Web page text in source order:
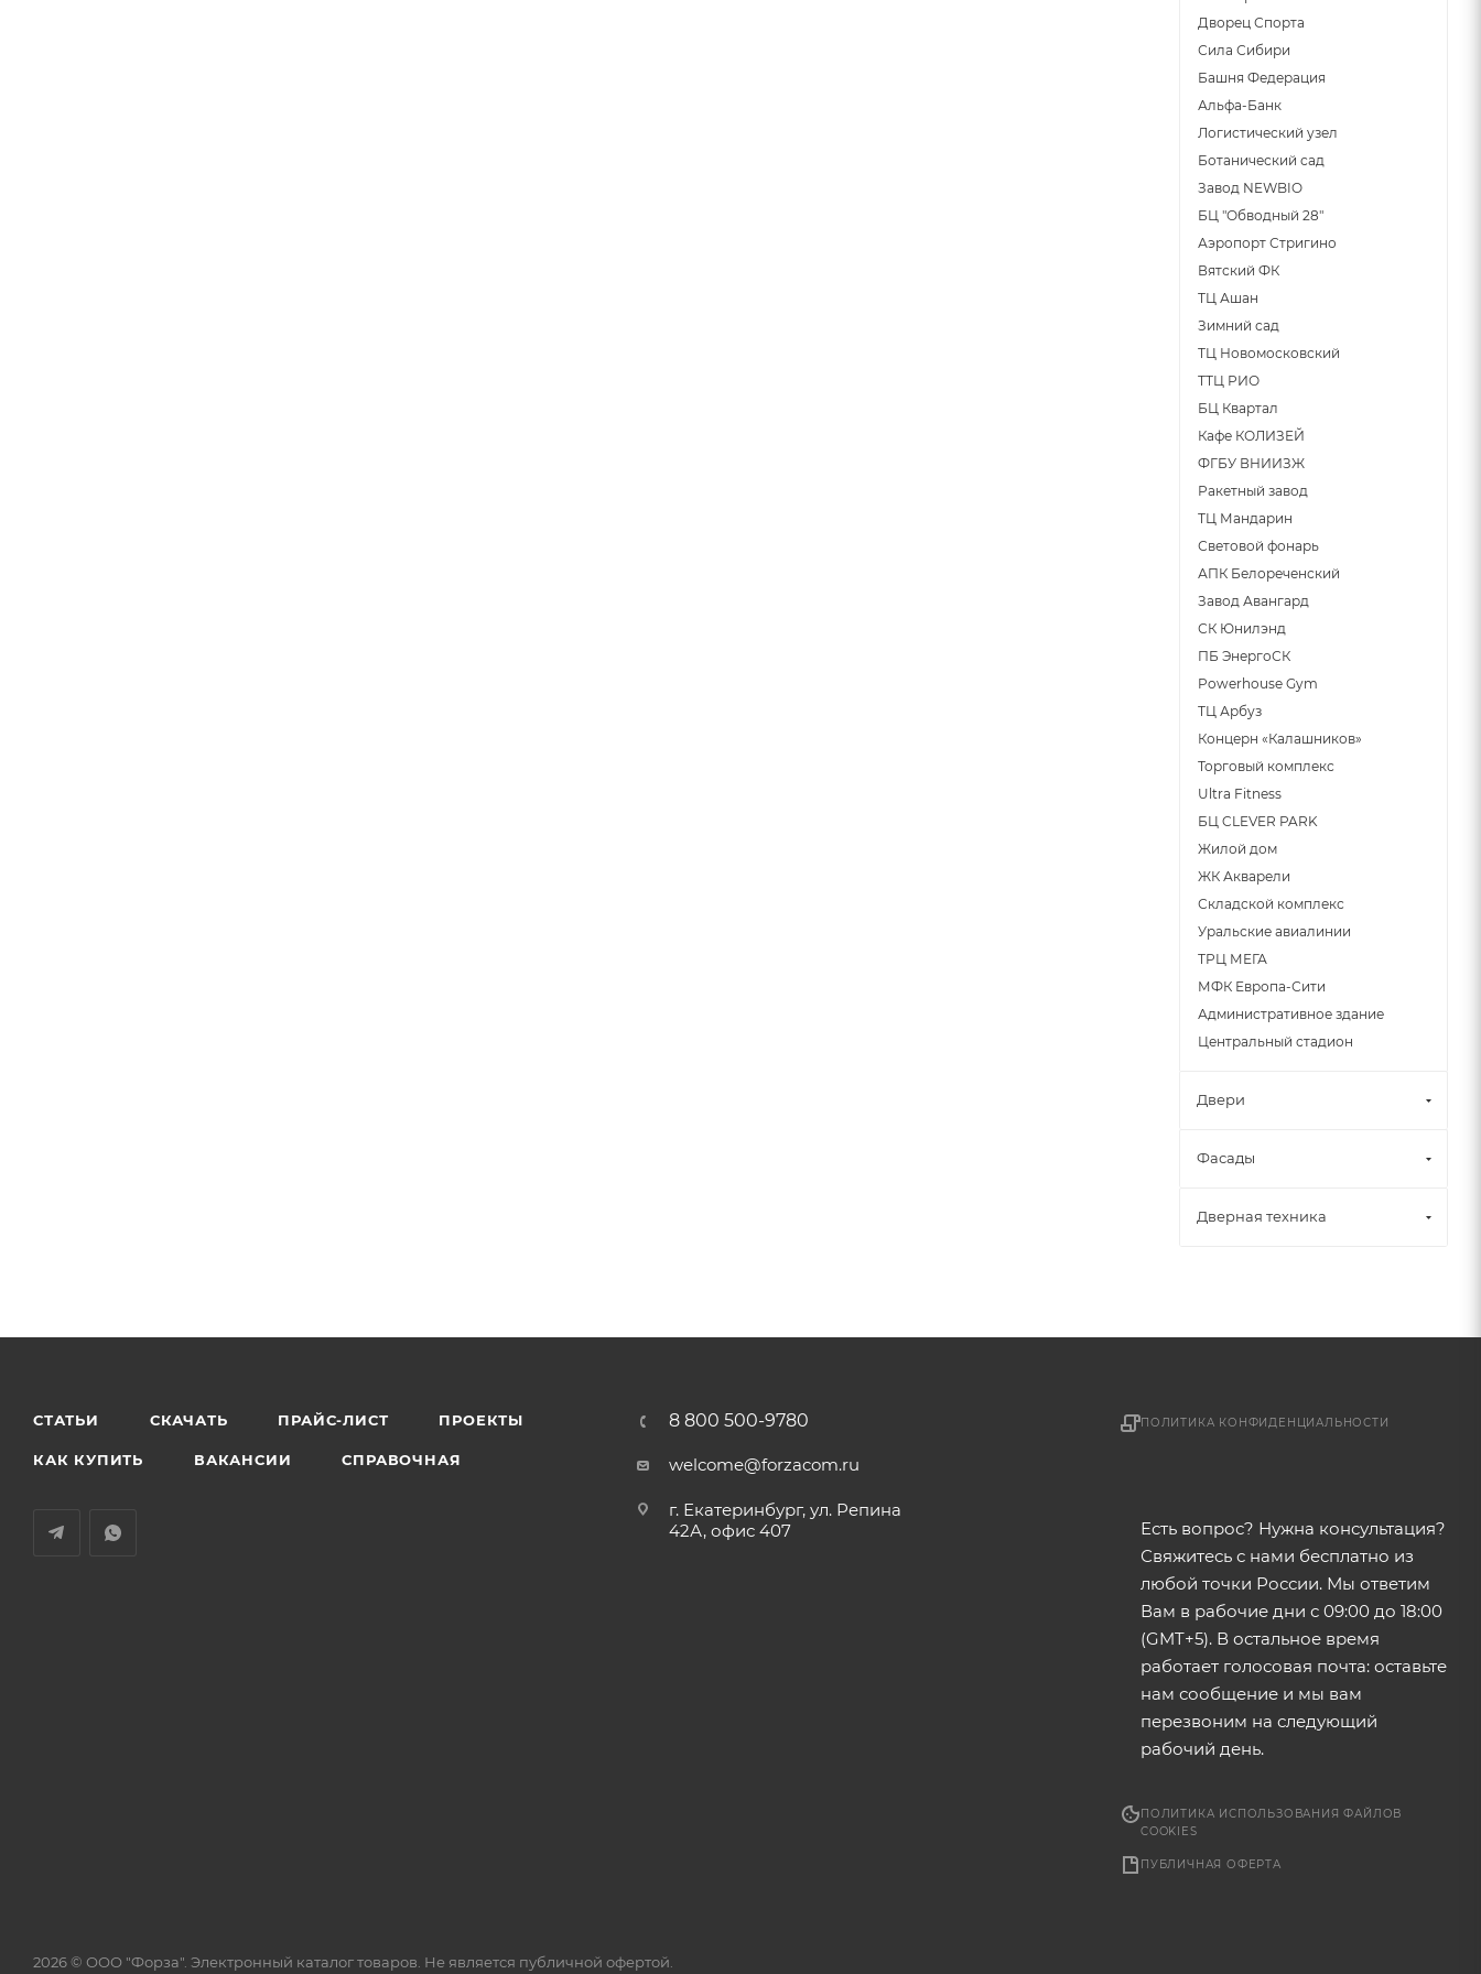
Дворец Спорта
Сила Сибири
Башня Федерация
Альфа-Банк
Логистический узел
Ботанический сад
Завод NEWBIO
БЦ "Обводный 28"
Аэропорт Стригино
Вятский ФК
ТЦ Ашан
Зимний сад
ТЦ Новомосковский
ТТЦ РИО
БЦ Квартал
Кафе КОЛИЗЕЙ
ФГБУ ВНИИЗЖ
Ракетный завод
ТЦ Мандарин
Световой фонарь
АПК Белореченский
Завод Авангард
СК Юнилэнд
ПБ ЭнергоСК
Powerhouse Gym
ТЦ Арбуз
Концерн «Калашников»
Торговый комплекс
Ultra Fitness
БЦ CLEVER PARK
Жилой дом
ЖК Акварели
Складской комплекс
Уральские авиалинии
ТРЦ МЕГА
МФК Европа-Сити
Административное здание
Центральный стадион
Двери
Фасады
Дверная техника
СТАТЬИ СКАЧАТЬ ПРАЙС-ЛИСТ ПРОЕКТЫ
КАК КУПИТЬ ВАКАНСИИ СПРАВОЧНАЯ
8 800 500-9780
welcome@forzacom.ru
г. Екатеринбург, ул. Репина
42А, офис 407
ПОЛИТИКА КОНФИДЕНЦИАЛЬНОСТИ
Есть вопрос? Нужна консультация?
Свяжитесь с нами бесплатно из
любой точки России. Мы ответим
Вам в рабочие дни с 09:00 до 18:00
(GMT+5). В остальное время
работает голосовая почта: оставьте
нам сообщение и мы вам
перезвоним на следующий
рабочий день.
ПОЛИТИКА ИСПОЛЬЗОВАНИЯ ФАЙЛОВ
COOKIES
ПУБЛИЧНАЯ ОФЕРТА
2026 © ООО "Форза". Электронный каталог товаров. Не является публичной офертой.